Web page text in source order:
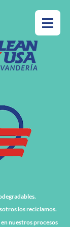
los reciclamos.
nuestros procesos